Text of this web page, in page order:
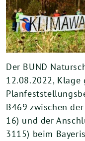
Der BUND
12.08.2022, Klage
B469 zwischen
16) und der
3115) beim